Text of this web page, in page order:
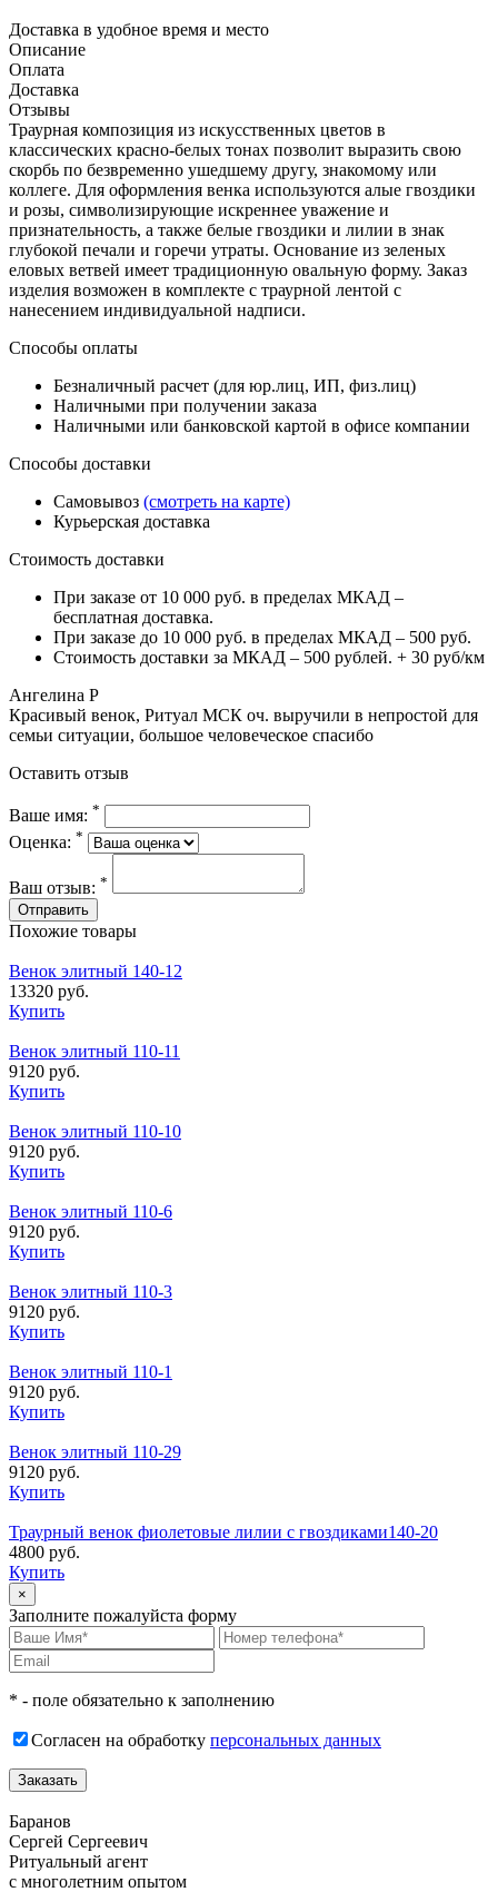
Доставка в удобное время и место
Описание
Оплата
Доставка
Отзывы
Траурная композиция из искусственных цветов в
классических красно-белых тонах позволит выразить свою
скорбь по безвременно ушедшему другу, знакомому или
коллеге. Для оформления венка используются алые гвоздики
и розы, символизирующие искреннее уважение и
признательность, а также белые гвоздики и лилии в знак
глубокой печали и горечи утраты. Основание из зеленых
еловых ветвей имеет традиционную овальную форму. Заказ
изделия возможен в комплекте с траурной лентой с
нанесением индивидуальной надписи.
Способы оплаты
Безналичный расчет (для юр.лиц, ИП, физ.лиц)
Наличными при получении заказа
Наличными или банковской картой в офисе компании
Способы доставки
Самовывоз (смотреть на карте)
Курьерская доставка
Стоимость доставки
При заказе от 10 000 руб. в пределах МКАД –
бесплатная доставка.
При заказе до 10 000 руб. в пределах МКАД – 500 руб.
Стоимость доставки за МКАД – 500 рублей. + 30 руб/км
Ангелина Р
Красивый венок, Ритуал МСК оч. выручили в непростой для
семьи ситуации, большое человеческое спасибо
Оставить отзыв
Ваше имя: *
Оценка: *
Ваш отзыв: *
Похожие товары
Венок элитный 140-12
13320 руб.
Купить
Венок элитный 110-11
9120 руб.
Купить
Венок элитный 110-10
9120 руб.
Купить
Венок элитный 110-6
9120 руб.
Купить
Венок элитный 110-3
9120 руб.
Купить
Венок элитный 110-1
9120 руб.
Купить
Венок элитный 110-29
9120 руб.
Купить
Траурный венок фиолетовые лилии с гвоздиками140-20
4800 руб.
Купить
×
Заполните пожалуйста форму
* - поле обязательно к заполнению
Согласен на обработку персональных данных
Баранов
Сергей Сергеевич
Ритуальный агент
с многолетним опытом